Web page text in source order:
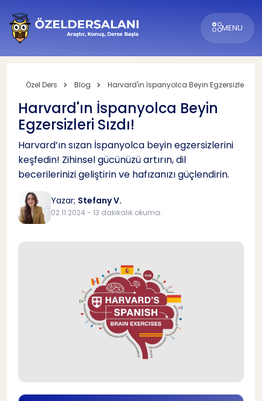
MENU
Özel Ders Blog Harvard'ın İspanyolca Beyin Egzersizleri
Harvard'ın İspanyolca Beyin
Egzersizleri Sızdı!
Harvard’ın sızan İspanyolca beyin egzersizlerini
keşfedin! Zihinsel gücünüzü artırın, dil
becerilerinizi geliştirin ve hafızanızı güçlendirin.
Yazar; Stefany V.
02.11.2024 - 13 dakikalık okuma.